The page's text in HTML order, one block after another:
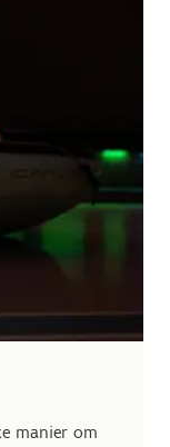
manier om